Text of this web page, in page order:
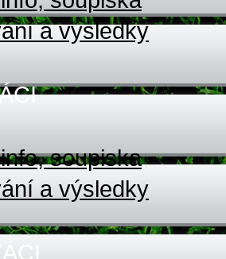
a výsledky
soupiska
a výsledky